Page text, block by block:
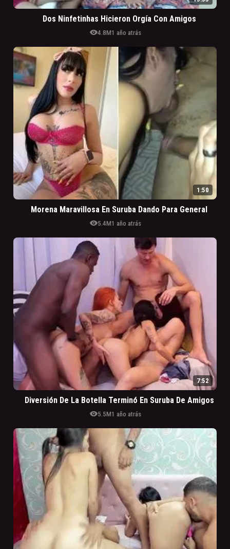
Dos Ninfetinhas Hicieron Orgía Con Amigos
visibility4.8M1 año atrás
1:50
Morena Maravillosa En Suruba Dando Para General
visibility5.4M1 año atrás
7:52
Diversión De La Botella Terminó En Suruba De Amigos
visibility5.5M1 año atrás